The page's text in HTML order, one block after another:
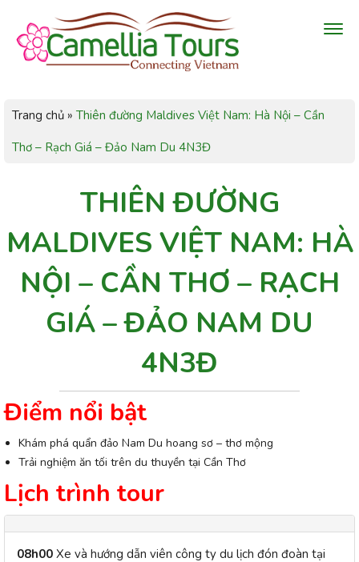
Trang chủ » Thiên đường Maldives Việt Nam: Hà Nội – Cần
Thơ – Rạch Giá – Đảo Nam Du 4N3Đ
THIÊN ĐƯỜNG
MALDIVES VIỆT NAM: HÀ
NỘI – CẦN THƠ – RẠCH
GIÁ – ĐẢO NAM DU
4N3Đ
Điểm nổi bật
Khám phá quẩn đảo Nam Du hoang sơ – thơ mộng
Trải nghiệm ăn tối trên du thuyền tại Cần Thơ
Lịch trình tour
08h00 Xe và hướng dẫn viên công ty du lịch đón đoàn tại